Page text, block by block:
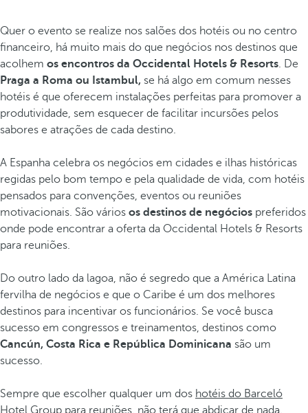
Quer o evento se realize nos salões dos hotéis ou no centro
financeiro, há muito mais do que negócios nos destinos que
acolhem os encontros da Occidental Hotels & Resorts. De
Praga a Roma ou Istambul, se há algo em comum nesses
hotéis é que oferecem instalações perfeitas para promover a
produtividade, sem esquecer de facilitar incursões pelos
sabores e atrações de cada destino.
A Espanha celebra os negócios em cidades e ilhas históricas
regidas pelo bom tempo e pela qualidade de vida, com hotéis
pensados para convenções, eventos ou reuniões
motivacionais. São vários os destinos de negócios preferidos
onde pode encontrar a oferta da Occidental Hotels & Resorts
para reuniões.
Do outro lado da lagoa, não é segredo que a América Latina
fervilha de negócios e que o Caribe é um dos melhores
destinos para incentivar os funcionários. Se você busca
sucesso em congressos e treinamentos, destinos como
Cancún, Costa Rica e República Dominicana são um
sucesso.
Sempre que escolher qualquer um dos hotéis do Barceló
Hotel Group para reuniões, não terá que abdicar de nada.